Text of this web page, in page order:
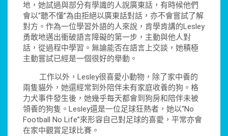
地，她試過與部分有學識的人說廣東話，有時候他們
會以“聽不懂”為由拒絕以廣東話對話，亦不會嘗試了解
對方。作為一位學習外語的人來說，肯學肯講的Lesley
勇敢地邁出衝破語言障礙的第一步，主動與他人對
話，從過程中學習。無論能否在語言上交談，她積極
主動嘗試已經是一個很好的舉動。
工作以外，Lesley很喜愛小動物，除了家中養的
兩隻貓外，她還經常到外陪伴未有家庭收養的狗。格
力犬事件發生後，她幾乎每天都會到狗房和陪伴未被
領養的狗隻。Lesley還是一位足球狂熱者，她以“No
Football No Life”來形容自己對足球的喜愛，平常亦會
在家中觀賞足球比賽。